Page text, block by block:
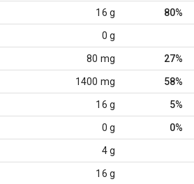
16 g 80%
0 g
80 mg 27%
1400 mg 58%
16 g 5%
0 g 0%
4 g
16 g